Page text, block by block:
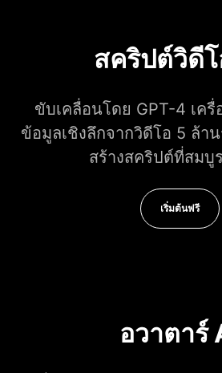
สคริปต์วิดี
ขับเคลื่อนโดย GPT-4 เครื่
ข้อมูลเชิงลึกจากวิดีโอ 5 ล้า
สร้างสคริปต์ที่สม
เริ่มต้นฟรี
อวาตาร์